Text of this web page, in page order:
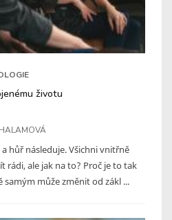
životu
hůř následuje. Všichni vnitřně
rádi, ale jak na to? Proč je to tak
samým může změnit od zákl ...